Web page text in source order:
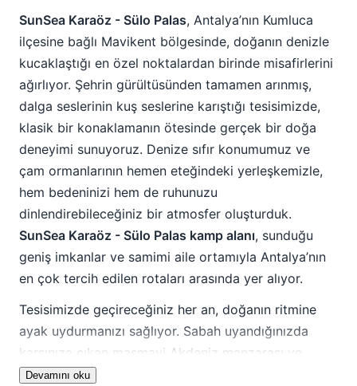
SunSea Karaöz - Sülo Palas, Antalya’nın Kumluca
ilçesine bağlı Mavikent bölgesinde, doğanın denizle
kucaklaştığı en özel noktalardan birinde misafirlerini
ağırlıyor. Şehrin gürültüsünden tamamen arınmış,
dalga seslerinin kuş seslerine karıştığı tesisimizde,
klasik bir konaklamanın ötesinde gerçek bir doğa
deneyimi sunuyoruz. Denize sıfır konumumuz ve
çam ormanlarının hemen eteğindeki yerleşkemizle,
hem bedeninizi hem de ruhunuzu
dinlendirebileceğiniz bir atmosfer oluşturduk.
SunSea Karaöz - Sülo Palas kamp alanı, sunduğu
geniş imkanlar ve samimi aile ortamıyla Antalya’nın
en çok tercih edilen rotaları arasında yer alıyor.
Tesisimizde geçireceğiniz her an, doğanın ritmine
ayak uydurmanızı sağlıyor. Sabah uyandığınızda
karşınıza çıkan masmavi Akdeniz manzarası ve
akşamları gökyüzünü kaplayan yıldız şöleni,
Devamını oku